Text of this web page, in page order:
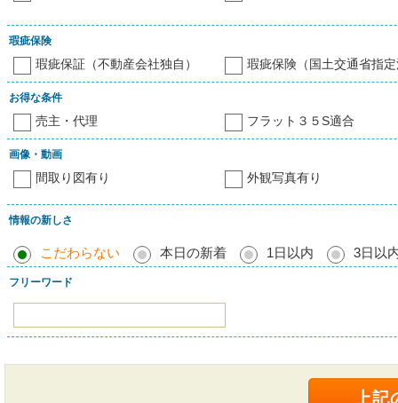
瑕疵保険
瑕疵保証（不動産会社独自） 瑕疵保険（国土交通省指
お得な条件
売主・代理 フラット３５S適合
画像・動画
間取り図有り 外観写真有り
情報の新しさ
こだわらない 本日の新着 1日以内 3日以
フリーワード